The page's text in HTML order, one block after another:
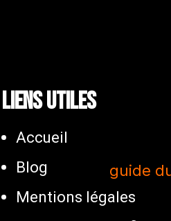
Liens utiles
Accueil
Blog
Mentions légales